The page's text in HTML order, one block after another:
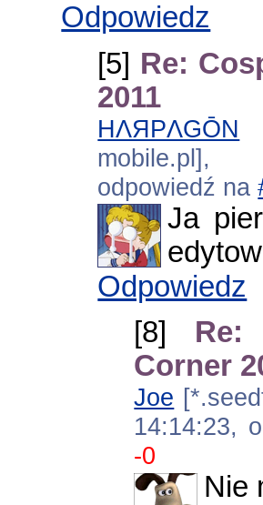
Odpowiedz
[5] Re:
2011
HΛЯPΛGŌN
mobile.pl],
odpowiedź na
Ja
Odpowiedz
[8] Re:
Corner
Joe
14:14:23,
-0
Nie